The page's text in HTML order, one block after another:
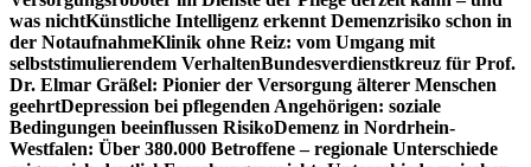
was nichtKünstliche Intelligenz erkennt Demenzrisiko schon in
der NotaufnahmeKlinik ohne Reiz: vom Umgang mit
selbststimulierendem VerhaltenBundesverdienstkreuz für Prof.
Dr. Elmar Gräßel: Pionier der Versorgung älterer Menschen
geehrtDepression bei pflegenden Angehörigen: soziale
Bedingungen beeinflussen RisikoDemenz in Nordrhein-
Westfalen: Über 380.000 Betroffene – regionale Unterschiede